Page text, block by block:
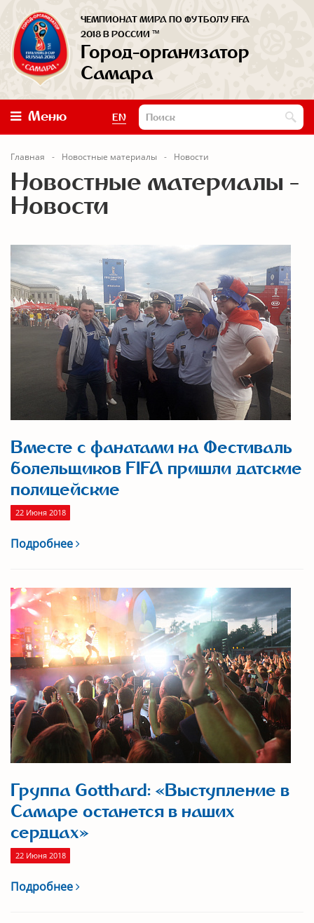
ЧЕМПИОНАТ МИРА ПО ФУТБОЛУ FIFA
2018 В РОССИИ ™
Город-организатор
Самара
Меню EN
Главная Новостные материалы Новости
Новостные материалы -
Новости
Вместе с фанатами на Фестиваль
болельщиков FIFA пришли датские
полицейские
22 Июня 2018
Подробнее
Группа Gotthard: «Выступление в
Самаре останется в наших
сердцах»
22 Июня 2018
Подробнее